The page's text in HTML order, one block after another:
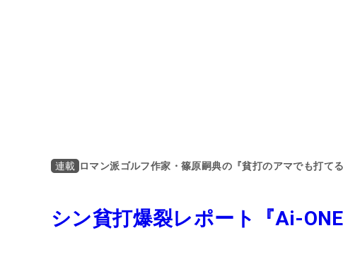
連載 ロマン派ゴルフ作家・篠原嗣典の『貧打のアマでも打て
シン貧打爆裂レポート『Ai-